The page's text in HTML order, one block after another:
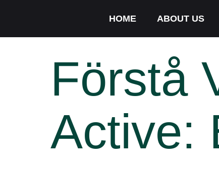
HOME ABOUT US
Förstå
Active: